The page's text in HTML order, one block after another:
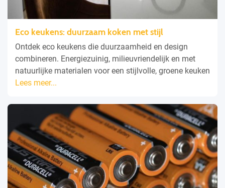
Eco keukens: duurzaam koken met stijl
Ontdek eco keukens die duurzaamheid en design
combineren. Energiezuinig, milieuvriendelijk en met
natuurlijke materialen voor een stijlvolle, groene keuken
Lees meer...